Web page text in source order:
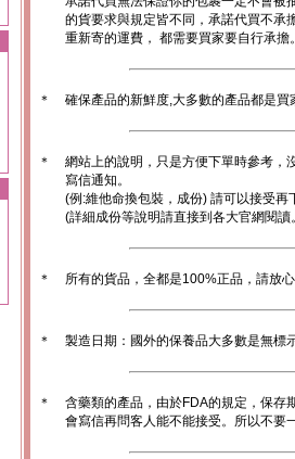
的貨要求與規定皆不同，承諾代買不承
重新寄的運費， 都需要買家要自行承擔
＊ 確保產品的新鮮度,大多數的產品都是
＊
網站上的說明，只是方便下單時參考，
寫信通知。
(例:維他命換包裝，成份) 請可以接受再
(詳細成份等說明請直接到各大官網閱讀
＊ 所有的貨品，全都是100%正品，請放
＊ 製造日期：國外的保養品大多數是無標
＊
含藥類的產品，由於FDA的規定，保存
會寫信再問客人能不能接受。所以不要